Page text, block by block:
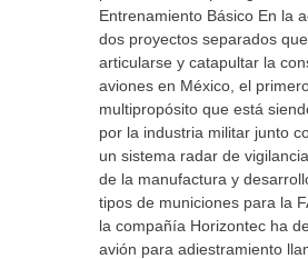
Entrenamiento Básico En la
dos proyectos separados
articularse y catapultar la
aviones en México, el
multipropósito que está
por la industria militar junto
un sistema radar de
de la manufactura y
tipos de municiones para la
la compañía Horizontec ha
avión para adiestramiento